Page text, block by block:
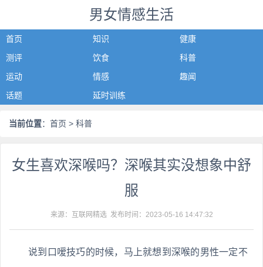
男女情感生活
首页 知识
健康
测评
饮食
科普
运动
情感
趣闻
话题
延时训练
当前位置： 首页 > 科普
女生喜欢深喉吗？深喉其实没想象中舒
服
来源：互联网精选 发布时间： 2023-05-16 14:47:32
说到口嗳技巧的时候，马上就想到深喉的男性一定不